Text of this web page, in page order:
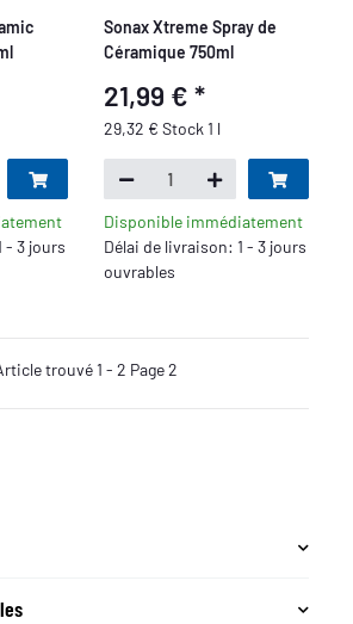
- 3 jours
Sonax Xtreme Spray de
Céramique 750ml
21,99 € *
29,32 € Stock 1 l
Disponible immédiatement
Délai de livraison: 1 - 3 jours
ouvrables
trouvé 1 - 2 Page 2